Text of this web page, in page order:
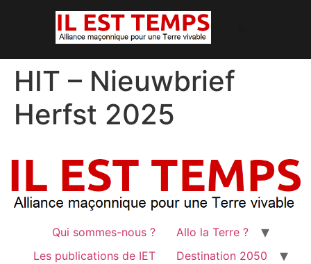
HIT – Nieuwbrief
Herfst 2025
Qui sommes-nous ?
Allo la Terre ?
Les publications de IET
Destination 2050